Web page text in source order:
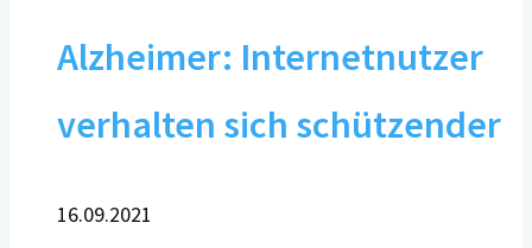
Alzheimer: Internetnutzer
verhalten sich schützender
16.09.2021